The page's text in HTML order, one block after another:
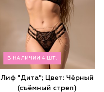
В НАЛИЧИИ 4 ШТ.
Лиф "Дита"; Цвет: Чёрный
(съёмный стреп)